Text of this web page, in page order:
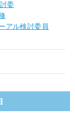
委
アル検討委員